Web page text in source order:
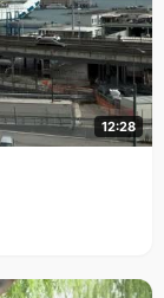
12:28